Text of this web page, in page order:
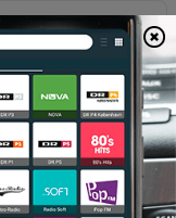
og indlevelse